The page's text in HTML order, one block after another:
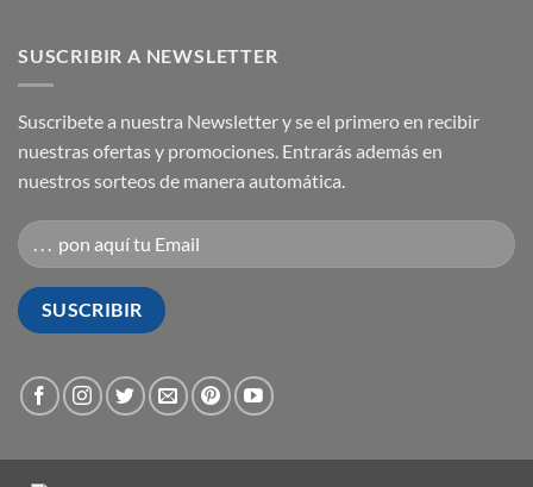
SUSCRIBIR A NEWSLETTER
Suscribete a nuestra Newsletter y se el primero en recibir
nuestras ofertas y promociones. Entrarás además en
nuestros sorteos de manera automática.